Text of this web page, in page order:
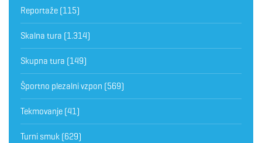
Reportaže (115)
Skalna tura (1.314)
Skupna tura (149)
Športno plezalni vzpon (569)
Tekmovanje (41)
Turni smuk (629)